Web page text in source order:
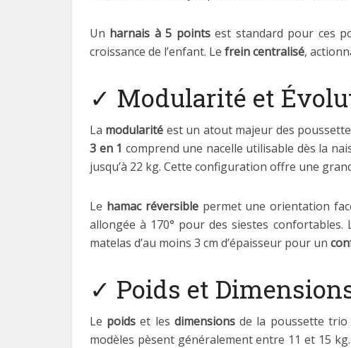
Un harnais à 5 pointsest standard pour ces
croissance de l’enfant. Le frein centralisé,
✓ Modularité et
La modularité est un atout majeur des
3 en 1 comprend une nacelle utilisable dès la
jusqu’à 22 kg. Cette configuration offre une
Le hamac réversiblepermet une orientation
allongée à 170° pour des siestes confortables.
matelas d’au moins 3 cm d’épaisseur pour un
✓ Poids et
Le poids et les dimensionsde la poussette trio
modèles pèsent généralement entre 11 et 15